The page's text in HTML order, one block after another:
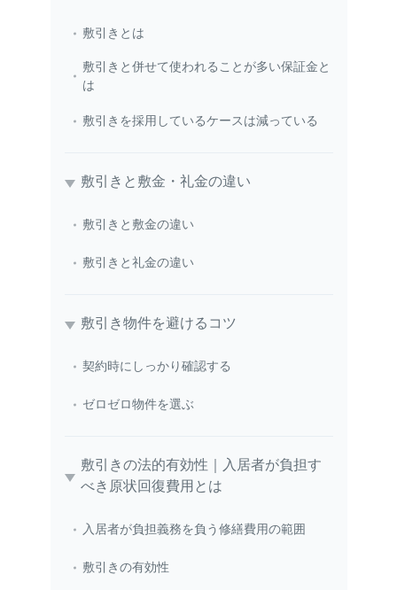
敷引きとは
敷引きと併せて使われることが多い保証金と
は
敷引きを採用しているケースは減っている
敷引きと敷金・礼金の違い
敷引きと敷金の違い
敷引きと礼金の違い
敷引き物件を避けるコツ
契約時にしっかり確認する
ゼロゼロ物件を選ぶ
敷引きの法的有効性｜入居者が負担す
べき原状回復費用とは
入居者が負担義務を負う修繕費用の範囲
敷引きの有効性